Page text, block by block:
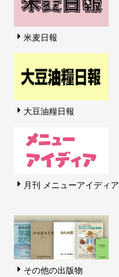
米麦日報
大豆油糧日報
月刊 メニューアイディア
その他の出版物